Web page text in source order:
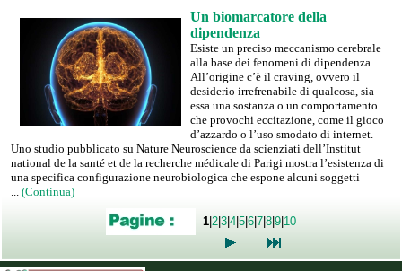
Un biomarcatore della
dipendenza
Esiste un preciso meccanismo cerebrale
alla base dei fenomeni di dipendenza.
All’origine c’è il craving, ovvero il
desiderio irrefrenabile di qualcosa, sia
essa una sostanza o un comportamento
che provochi eccitazione, come il gioco
d’azzardo o l’uso smodato di internet.
Uno studio pubblicato su Nature Neuroscience da scienziati dell’Institut
national de la santé et de la recherche médicale di Parigi mostra l’esistenza di
una specifica configurazione neurobiologica che espone alcuni soggetti
... (Continua)
1|2|3|4|5|6|7|8|9|10